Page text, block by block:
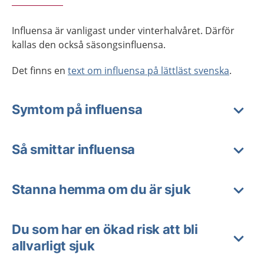
Influensa är vanligast under vinterhalvåret. Därför
kallas den också säsongsinfluensa.
Det finns en text om influensa på lättläst svenska.
Symtom på influensa
Så smittar influensa
Stanna hemma om du är sjuk
Du som har en ökad risk att bli
allvarligt sjuk